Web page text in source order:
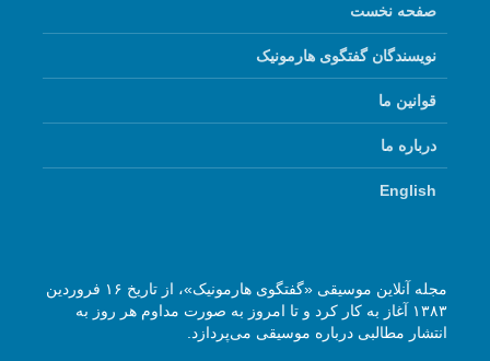
صفحه نخست
نویسندگان گفتگوی هارمونیک
قوانین ما
درباره ما
English
مجله آنلاین موسیقی «گفتگوی هارمونیک»، از تاریخ ۱۶ فروردین
۱۳۸۳ آغاز به کار کرد و تا امروز به صورت مداوم هر روز به
انتشار مطالبی درباره موسیقی می‌پردازد.